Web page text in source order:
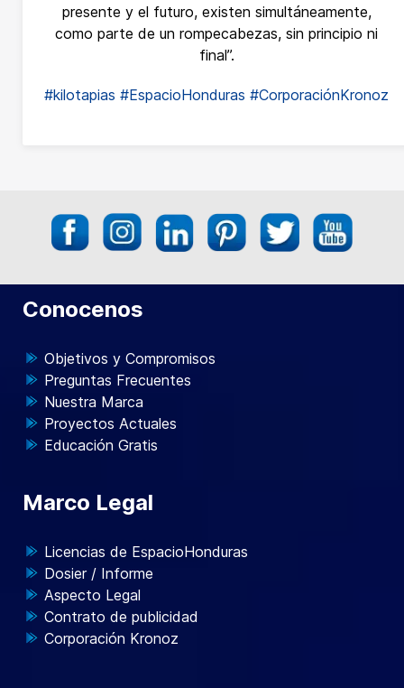
presente y el futuro, existen simultáneamente,
como parte de un rompecabezas, sin principio ni
final”.
#kilotapias #EspacioHonduras #CorporaciónKronoz
Conocenos
Objetivos y Compromisos
Preguntas Frecuentes
Nuestra Marca
Proyectos Actuales
Educación Gratis
Marco Legal
Licencias de EspacioHonduras
Dosier / Informe
Aspecto Legal
Contrato de publicidad
Corporación Kronoz